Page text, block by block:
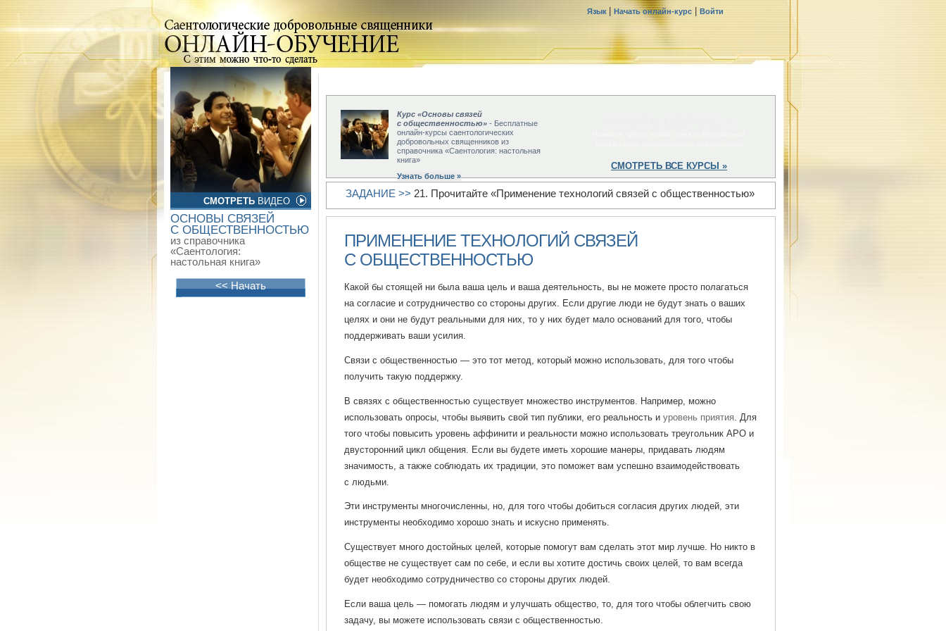
Язык Начать онлайн-курс Войти
СМОТРЕТЬ ВИДЕО
ОСНОВЫ СВЯЗЕЙ
С ОБЩЕСТВЕННОСТЬЮ
из справочника
«Саентология:
настольная книга»
<< Начать
Курс «Основы связей
с общественностью» - Бесплатные
онлайн-курсы саентологических
добровольных священников из
справочника «Саентология: настольная
книга»
Узнать больше »
СМОТРЕТЬ ВСЕ КУРСЫ »
ЗАДАНИЕ >> 21. Прочитайте «Применение технологий связей с общественностью»
ПРИМЕНЕНИЕ ТЕХНОЛОГИЙ СВЯЗЕЙ
С ОБЩЕСТВЕННОСТЬЮ
Какой бы стоящей ни была ваша цель и ваша деятельность, вы не можете просто полагаться
на согласие и сотрудничество со стороны других. Если другие люди не будут знать о ваших
целях и они не будут реальными для них, то у них будет мало оснований для того, чтобы
поддерживать ваши усилия.
Связи с общественностью — это тот метод, который можно использовать, для того чтобы
получить такую поддержку.
В связях с общественностью существует множество инструментов. Например, можно
использовать опросы, чтобы выявить свой тип публики, его реальность и уровень приятия . Для
того чтобы повысить уровень аффинити и реальности можно использовать треугольник АРО и
двусторонний цикл общения. Если вы будете иметь хорошие манеры, придавать людям
значимость, а также соблюдать их традиции, это поможет вам успешно взаимодействовать
с людьми.
Эти инструменты многочисленны, но, для того чтобы добиться согласия других людей, эти
инструменты необходимо хорошо знать и искусно применять.
Существует много достойных целей, которые помогут вам сделать этот мир лучше. Но никто в
обществе не существует сам по себе, и если вы хотите достичь своих целей, то вам всегда
будет необходимо сотрудничество со стороны других людей.
Если ваша цель — помогать людям и улучшать общество, то, для того чтобы облегчить свою
задачу, вы можете использовать связи с общественностью.